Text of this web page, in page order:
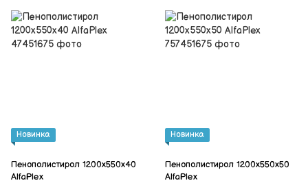
Новинка
Пенополистирол 1200x550x40
AlfaPlex
Новинка
Пенополистирол 1200x550x50
AlfaPlex